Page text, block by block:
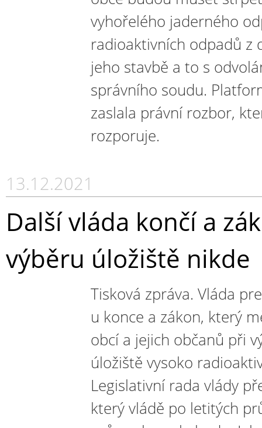
vyhořelého jaderného
radioaktivních odpadů z
jeho stavbě a to s
správního soudu.
zaslala právní rozbor,
rozporuje.
13.12.2021
Další vláda končí a
výběru úložiště nikde
Tisková zpráva. Vláda
u konce a zákon, který
obcí a jejich občanů při
úložiště vysoko
Legislativní rada vlády
který vládě po letitých